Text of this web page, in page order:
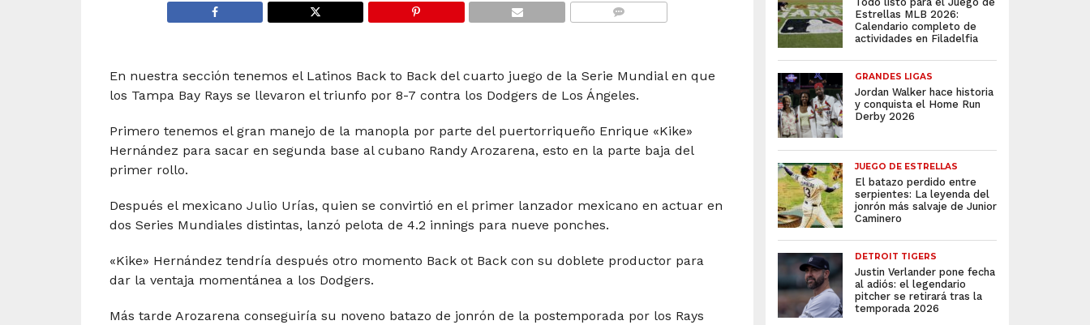
En nuestra sección tenemos el Latinos Back to Back del cuarto juego de la Serie Mundial en que
los Tampa Bay Rays se llevaron el triunfo por 8-7 contra los Dodgers de Los Ángeles.
Primero tenemos el gran manejo de la manopla por parte del puertorriqueño Enrique «Kike»
Hernández para sacar en segunda base al cubano Randy Arozarena, esto en la parte baja del
primer rollo.
Después el mexicano Julio Urías, quien se convirtió en el primer lanzador mexicano en actuar en
dos Series Mundiales distintas, lanzó pelota de 4.2 innings para nueve ponches.
«Kike» Hernández tendría después otro momento Back ot Back con su doblete productor para
dar la ventaja momentánea a los Dodgers.
Más tarde Arozarena conseguiría su noveno batazo de jonrón de la postemporada por los Rays
Estrellas MLB 2026:
Calendario completo de
actividades en Filadelfia
GRANDES LIGAS
Jordan Walker hace historia
y conquista el Home Run
Derby 2026
JUEGO DE ESTRELLAS
El batazo perdido entre
serpientes: La leyenda del
jonrón más salvaje de Junior
Caminero
DETROIT TIGERS
Justin Verlander pone fecha
al adiós: el legendario
pitcher se retirará tras la
temporada 2026